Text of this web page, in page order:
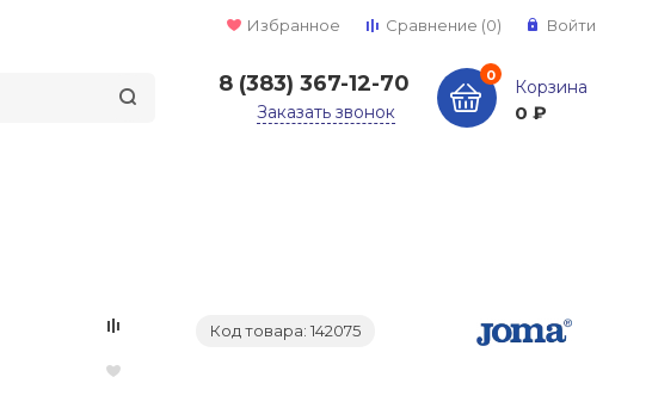
Избранное Сравнение (0) Войти
8 (383) 367-12-70
Заказать звонок
0
Корзина
0 ₽
Код товара: 142075